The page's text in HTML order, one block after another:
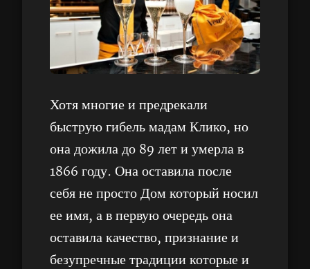
Хотя многие и предрекали
быструю гибель мадам Клико, но
она дожила до 89 лет и умерла в
1866 году. Она оставила после
себя не просто Дом который носил
ее имя, а в первую очередь она
оставила качество, признание и
безупречные традиции которые и